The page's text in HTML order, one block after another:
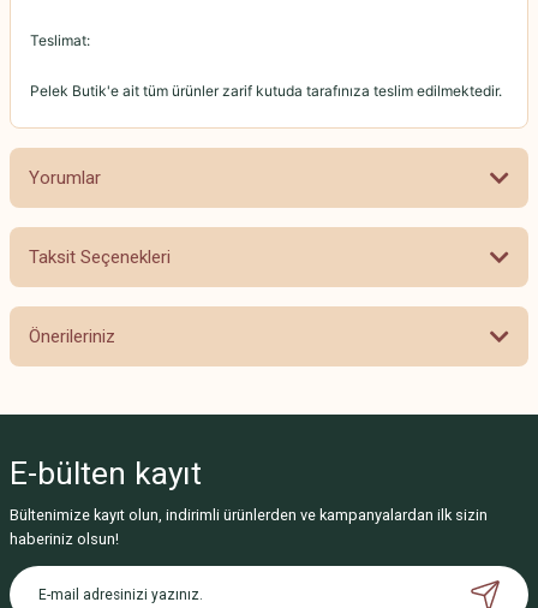
Teslimat:
Pelek Butik'e ait tüm ürünler zarif kutuda tarafınıza teslim edilmektedir.
Yorumlar
Bu ürüne ilk yorumu siz yapın!
Taksit Seçenekleri
Önerileriniz
Görüş ve önerileriniz için teşekkür ederiz.
Ürün resmi kalitesiz, bozuk veya görüntülenemiyor.
Ürün açıklamasında eksik bilgiler bulunuyor.
Ürün bilgilerinde hatalar bulunuyor.
E-bülten kayıt
Bültenimize kayıt olun, indirimli ürünlerden ve kampanyalardan ilk sizin
haberiniz olsun!